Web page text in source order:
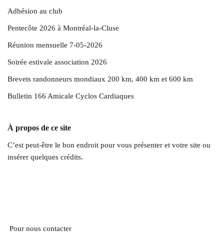
Adhésion au club
Pentecôte 2026 à Montréal-la-Cluse
Réunion mensuelle 7-05-2026
Soirée estivale association 2026
Brevets randonneurs mondiaux 200 km, 400 km et 600 km
Bulletin 166 Amicale Cyclos Cardiaques
À propos de ce site
C’est peut-être le bon endroit pour vous présenter et votre site ou
insérer quelques crédits.
Pour nous contacter